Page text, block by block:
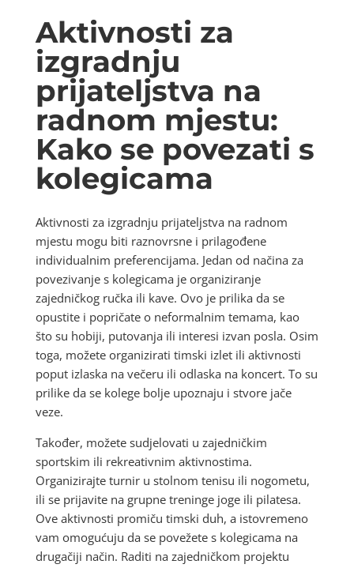
Aktivnosti za
izgradnju
prijateljstva na
radnom mjestu:
Kako se povezati s
kolegicama
Aktivnosti za izgradnju prijateljstva na radnom
mjestu mogu biti raznovrsne i prilagođene
individualnim preferencijama. Jedan od načina za
povezivanje s kolegicama je organiziranje
zajedničkog ručka ili kave. Ovo je prilika da se
opustite i popričate o neformalnim temama, kao
što su hobiji, putovanja ili interesi izvan posla. Osim
toga, možete organizirati timski izlet ili aktivnosti
poput izlaska na večeru ili odlaska na koncert. To su
prilike da se kolege bolje upoznaju i stvore jače
veze.
Također, možete sudjelovati u zajedničkim
sportskim ili rekreativnim aktivnostima.
Organizirajte turnir u stolnom tenisu ili nogometu,
ili se prijavite na grupne treninge joge ili pilatesa.
Ove aktivnosti promiču timski duh, a istovremeno
vam omogućuju da se povežete s kolegicama na
drugačiji način. Raditi na zajedničkom projektu